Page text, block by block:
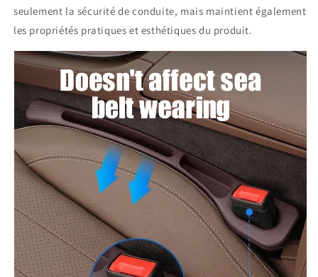
seulement la sécurité de conduite, mais maintient également
les propriétés pratiques et esthétiques du produit.